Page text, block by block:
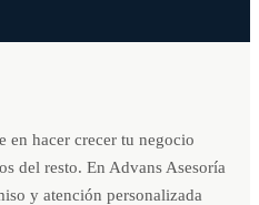
en hacer crecer tu negocio
del resto. En Advans Asesoría
y atención personalizada